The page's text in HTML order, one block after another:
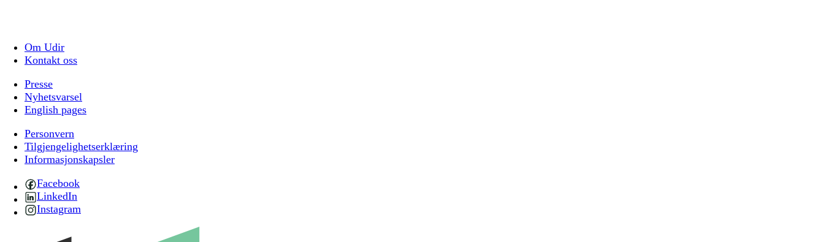
Om Udir
Kontakt oss
Presse
Nyhetsvarsel
English pages
Personvern
Tilgjengelighetserklæring
Informasjonskapsler
Facebook
LinkedIn
Instagram